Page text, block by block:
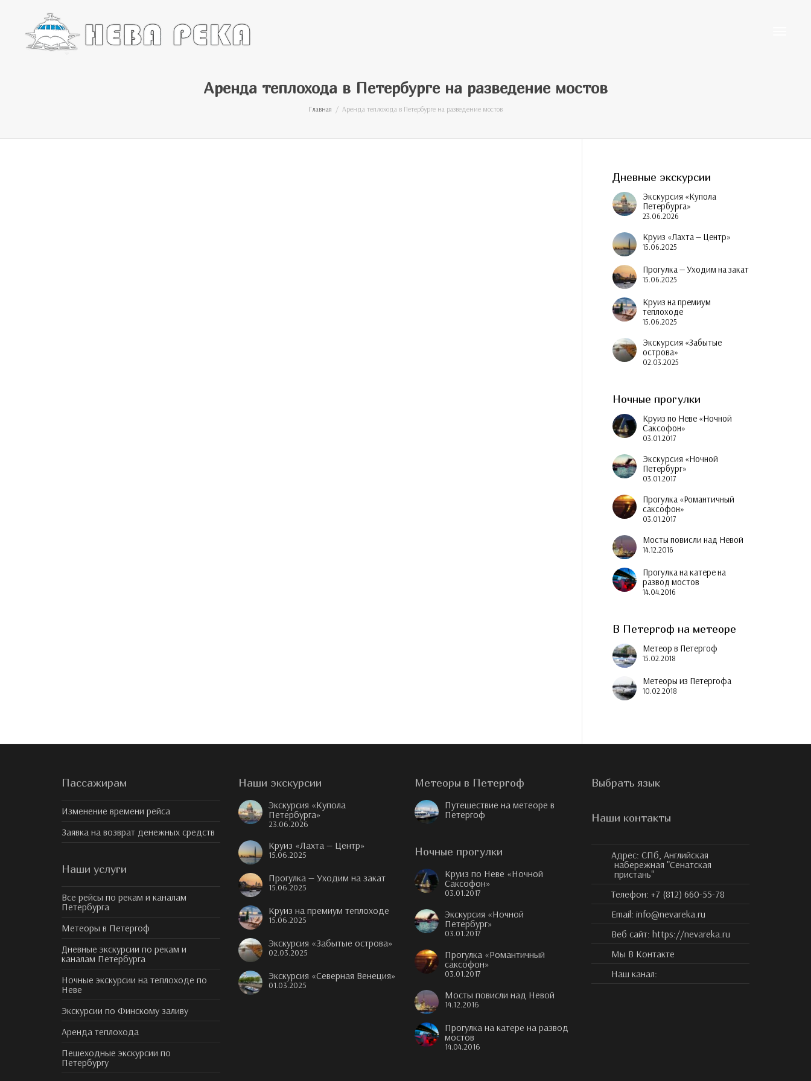
Аренда теплохода в Петербурге на разведение мостов
Главная Аренда теплохода в Петербурге на разведение мостов
Дневные экскурсии
Экскурсия «Купола
Петербурга»
23.06.2026
Круиз «Лахта — Центр»
15.06.2025
Прогулка — Уходим на закат
15.06.2025
Круиз на премиум
теплоходе
15.06.2025
Экскурсия «Забытые
острова»
02.03.2025
Ночные прогулки
Круиз по Неве «Ночной
Саксофон»
03.01.2017
Экскурсия «Ночной
Петербург»
03.01.2017
Прогулка «Романтичный
саксофон»
03.01.2017
Мосты повисли над Невой
14.12.2016
Прогулка на катере на
развод мостов
14.04.2016
В Петергоф на метеоре
Метеор в Петергоф
15.02.2018
Метеоры из Петергофа
10.02.2018
Пассажирам
Изменение времени рейса
Заявка на возврат денежных средств
Наши услуги
Все рейсы по рекам и каналам
Петербурга
Метеоры в Петергоф
Дневные экскурсии по рекам и
каналам Петербурга
Ночные экскурсии на теплоходе по
Неве
Экскурсии по Финскому заливу
Аренда теплохода
Пешеходные экскурсии по
Петербургу
Наши экскурсии
Экскурсия «Купола
Петербурга»
23.06.2026
Круиз «Лахта — Центр»
15.06.2025
Прогулка — Уходим на закат
15.06.2025
Круиз на премиум теплоходе
15.06.2025
Экскурсия «Забытые острова»
02.03.2025
Экскурсия «Северная Венеция»
01.03.2025
Метеоры в Петергоф
Путешествие на метеоре в
Петергоф
Ночные прогулки
Круиз по Неве «Ночной
Саксофон»
03.01.2017
Экскурсия «Ночной
Петербург»
03.01.2017
Прогулка «Романтичный
саксофон»
03.01.2017
Мосты повисли над Невой
14.12.2016
Прогулка на катере на развод
мостов
14.04.2016
Выбрать язык
Наши контакты
Адрес:СПб, Английская
набережная "Сенатская
пристань"
Телефон:+7 (812) 660-55-78
Email:info@nevareka.ru
Веб сайт:https://nevareka.ru
Мы В Контакте
Наш канал: